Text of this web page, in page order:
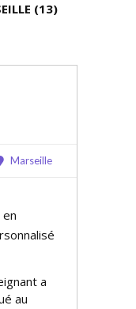
(13)
Marseille
a
au